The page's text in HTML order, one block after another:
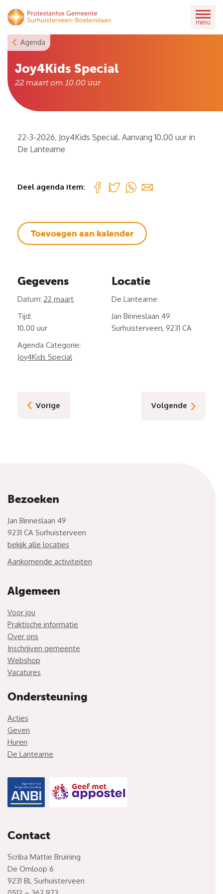
Skip
to
menu
Agenda
Joy4Kids Special
22 maart om 10.00 uur
22-3-2026, Joy4Kids Special. Aanvang 10.00 uur in
De Lantearne
Deel agenda item:
Toevoegen aan kalender
Gegevens
Datum: 22 maart
Tijd:
10.00
Agenda Categorie:
Joy4Kids Special
Locatie
De Lantearne
Jan Binneslaan 49
Surhuisterveen, 9231 CA
Vorige Volgende
Bezoeken
Jan Binneslaan 49
9231 CA Surhuisterveen
bekijk alle locaties
Aankomende activiteiten
Algemeen
Voor jou
Praktische informatie
Over ons
Inschrijven gemeente
Webshop
Vacatures
Ondersteuning
Acties
Geven
Huren
De Lantearne
Contact
Scriba Mattie Bruining
De Omloop 6
9231 BL Surhuisterveen